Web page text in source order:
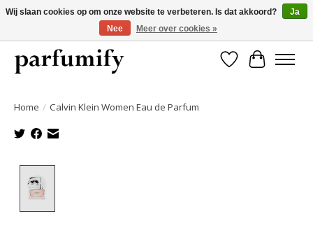
750+ Geuren | Gratis verzending | Maandelijks opzegbaar
Verlanglijst
Home / Calvin Klein Women Eau de Parfum
Wij slaan cookies op om onze website te verbeteren. Is dat akkoord?
Ja
Nee
Meer over cookies »